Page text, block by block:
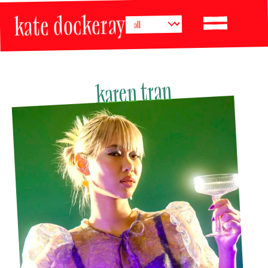
kate dockeray
karen tran